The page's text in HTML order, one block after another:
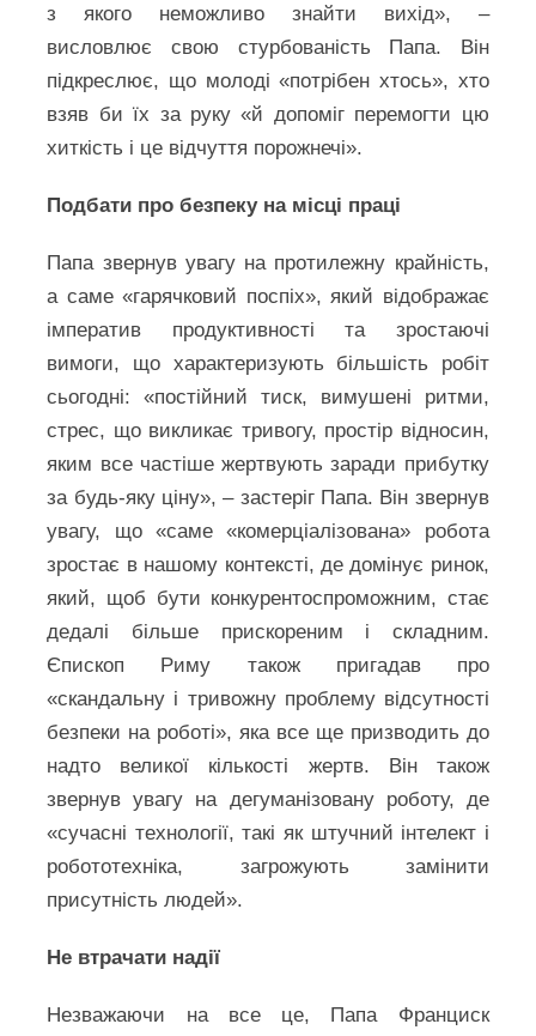
з якого неможливо знайти вихід», –
висловлює свою стурбованість Папа. Він
підкреслює, що молоді «потрібен хтось», хто
взяв би їх за руку «й допоміг перемогти цю
хиткість і це відчуття порожнечі».
Подбати про безпеку на місці праці
Папа звернув увагу на протилежну крайність,
а саме «гарячковий поспіх», який відображає
імператив продуктивності та зростаючі
вимоги, що характеризують більшість робіт
сьогодні: «постійний тиск, вимушені ритми,
стрес, що викликає тривогу, простір відносин,
яким все частіше жертвують заради прибутку
за будь-яку ціну», – застеріг Папа. Він звернув
увагу, що «саме «комерціалізована» робота
зростає в нашому контексті, де домінує ринок,
який, щоб бути конкурентоспроможним, стає
дедалі більше прискореним і складним.
Єпископ Риму також пригадав про
«скандальну і тривожну проблему відсутності
безпеки на роботі», яка все ще призводить до
надто великої кількості жертв. Він також
звернув увагу на дегуманізовану роботу, де
«сучасні технології, такі як штучний інтелект і
робототехніка, загрожують замінити
присутність людей».
Не втрачати надії
Незважаючи на все це, Папа Франциск